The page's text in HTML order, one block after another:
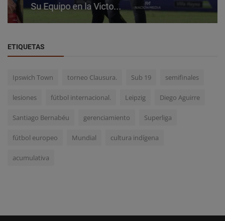
Su Equipo en la Victo...
ETIQUETAS
Ipswich Town torneo Clausura. Sub 19 semifinales
lesiones fútbol internacional. Leipzig Diego Aguirre
Santiago Bernabéu gerenciamiento Superliga
fútbol europeo Mundial cultura indígena
acumulativa